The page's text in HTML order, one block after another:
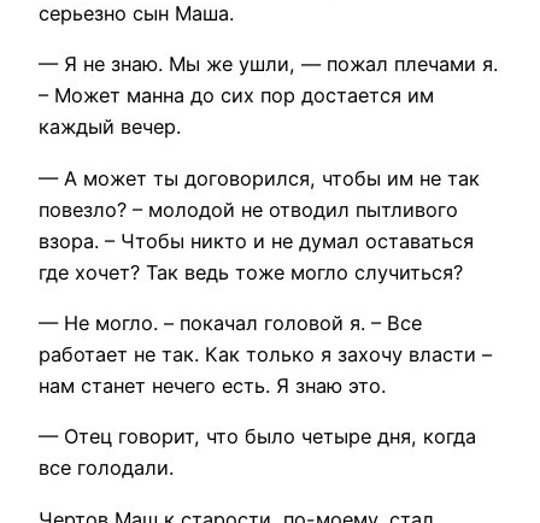
серьезно сын Маша.
— Я не знаю. Мы же ушли, — пожал плечами я.
– Может манна до сих пор достается им
каждый вечер.
— А может ты договорился, чтобы им не так
повезло? – молодой не отводил пытливого
взора. – Чтобы никто и не думал оставаться
где хочет? Так ведь тоже могло случиться?
— Не могло. – покачал головой я. – Все
работает не так. Как только я захочу власти –
нам станет нечего есть. Я знаю это.
— Отец говорит, что было четыре дня, когда
все голодали.